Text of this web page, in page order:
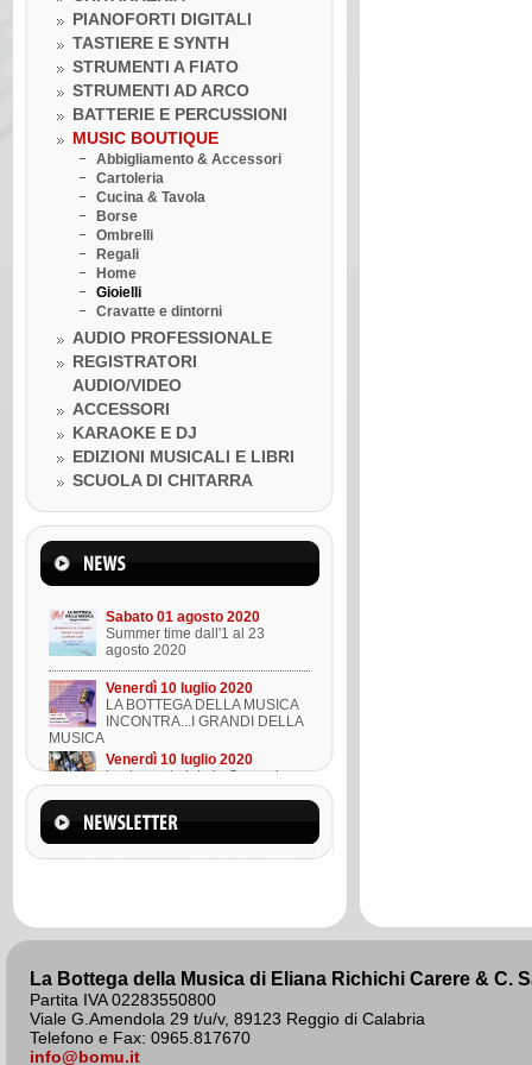
PIANOFORTI DIGITALI
TASTIERE E SYNTH
STRUMENTI A FIATO
STRUMENTI AD ARCO
BATTERIE E PERCUSSIONI
MUSIC BOUTIQUE
Abbigliamento & Accessori
Cartoleria
Cucina & Tavola
Borse
Ombrelli
Regali
Home
Gioielli
Cravatte e dintorni
AUDIO PROFESSIONALE
REGISTRATORI
AUDIO/VIDEO
ACCESSORI
KARAOKE E DJ
EDIZIONI MUSICALI E LIBRI
SCUOLA DI CHITARRA
Venerdì 10 luglio 2020
LA BOTTEGA DELLA MUSICA
INCONTRA...I GRANDI DELLA
MUSICA
Venerdì 10 luglio 2020
Lezione ukulele in Omaggio
Mercoledì 22 marzo 2023
Suono l'ukulele in 8 lezioni
Sabato 01 agosto 2020
Summer time dall'1 al 23
agosto 2020
Venerdì 10 luglio 2020
LA BOTTEGA DELLA MUSICA
INCONTRA...I GRANDI DELLA
MUSICA
Venerdì 10 luglio 2020
Lezione ukulele in Omaggio
Mercoledì 22 marzo 2023
Suono l'ukulele in 8 lezioni
La Bottega della Musica di Eliana Richichi Carere & C.
Partita IVA 02283550800
Viale G.Amendola 29 t/u/v, 89123 Reggio di Calabria
Telefono e Fax: 0965.817670
info@bomu.it